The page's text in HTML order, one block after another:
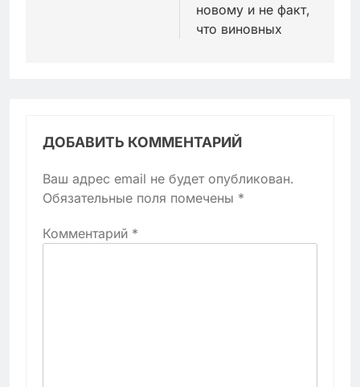
новому и не факт,
что виновных
ДОБАВИТЬ КОММЕНТАРИЙ
Ваш адрес email не будет опубликован.
Обязательные поля помечены *
Комментарий *